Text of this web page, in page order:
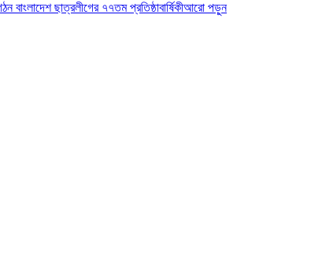
বাংলাদেশ ছাত্রলীগের ৭৭তম প্রতিষ্ঠাবার্ষিকীআরো পড়ুন